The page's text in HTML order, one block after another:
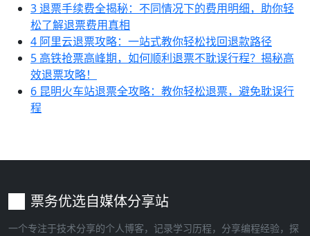
3退票手续费全揭秘：不同情况下的费用明细，助你轻
松了解退票费用真相
4 阿里云退票攻略：一站式教你轻松找回退款路径
5 高铁抢票高峰期，如何顺利退票不耽误行程？揭秘高
效退票攻略！
6 昆明火车站退票全攻略：教你轻松退票，避免耽误行
程
票务优选自媒体分享站
一个专注于技术分享的个人博客，记录学习历程，分享编程经验，探